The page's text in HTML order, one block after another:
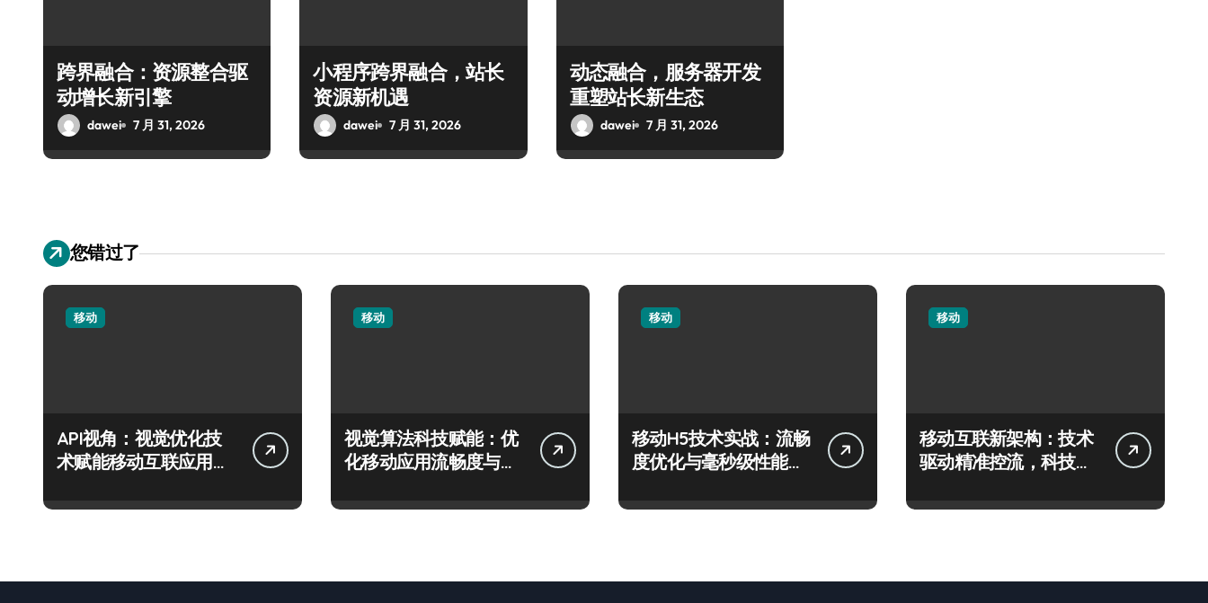
跨界融合：资源整合驱
动增长新引擎
dawei 7 月 31, 2026
小程序跨界融合，站长
资源新机遇
dawei 7 月 31, 2026
动态融合，服务器开发
重塑站长新生态
dawei 7 月 31, 2026
您错过了
移动
API视角：视觉优化技
术赋能移动互联应用的
移动
视觉算法科技赋能：优
化移动应用流畅度与精
移动
移动H5技术实战：流畅
度优化与毫秒级性能精
移动
移动互联新架构：技术
驱动精准控流，科技赋